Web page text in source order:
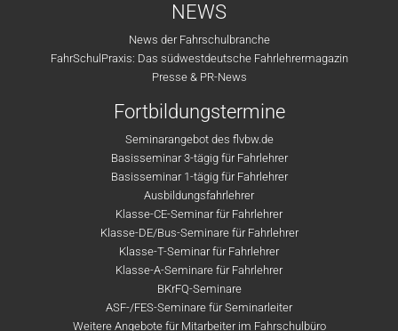
NEWS
News der Fahrschulbranche
FahrSchulPraxis: Das südwestdeutsche Fahrlehrermagazin
Presse & PR-News
Fortbildungstermine
Seminarangebot des flvbw.de
Basisseminar 3-tägig für Fahrlehrer
Basisseminar 1-tägig für Fahrlehrer
Ausbildungsfahrlehrer
Klasse-CE-Seminar für Fahrlehrer
Klasse-DE/Bus-Seminare für Fahrlehrer
Klasse-T-Seminar für Fahrlehrer
Klasse-A-Seminare für Fahrlehrer
BKrFQ-Seminare
ASF-/FES-Seminare für Seminarleiter
Weitere Angebote für Mitarbeiter im Fahrschulbüro